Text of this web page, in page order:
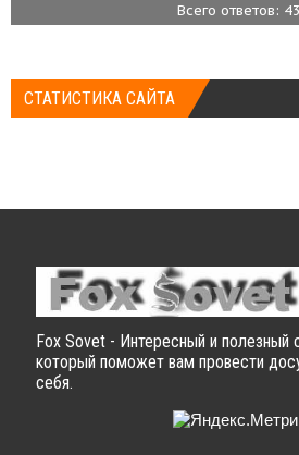
Всего ответов:
СТАТИСТИКА САЙТА
Fox Sovet - Интересный и полезный
который поможет вам провести
себя.